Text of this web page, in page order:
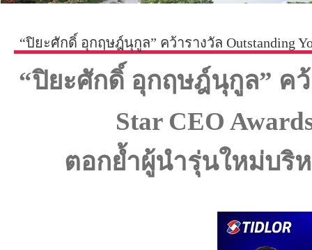
“ปิยะศักดิ์ อุกฤษฎ์นุกูล” คว้ารางวัล Outstanding
“ปิยะศักดิ์ อุกฤษฎ์นุกูล” คว้
Star CEO
ตอกย้ำผู้นำรุ่นใหม่บริ